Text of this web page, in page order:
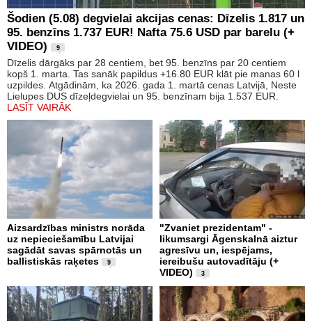
Šodien (5.08) degvielai akcijas cenas: Dīzelis 1.817 un
95. benzīns 1.737 EUR! Nafta 75.6 USD par barelu (+
VIDEO)
9
Dīzelis dārgāks par 28 centiem, bet 95. benzīns par 20 centiem
kopš 1. marta. Tas sanāk papildus +16.80 EUR klāt pie manas 60 l
uzpildes. Atgādinām, ka 2026. gada 1. martā cenas Latvijā, Neste
Lielupes DUS dīzeļdegvielai un 95. benzīnam bija 1.537 EUR.
LASĪT VAIRĀK
Aizsardzības ministrs norāda
uz nepieciešamību Latvijai
sagādāt savas spārnotās un
ballistiskās raķetes
9
"Zvaniet prezidentam" -
likumsargi Āgenskalnā aiztur
agresīvu un, iespējams,
iereibušu autovadītāju (+
VIDEO)
3